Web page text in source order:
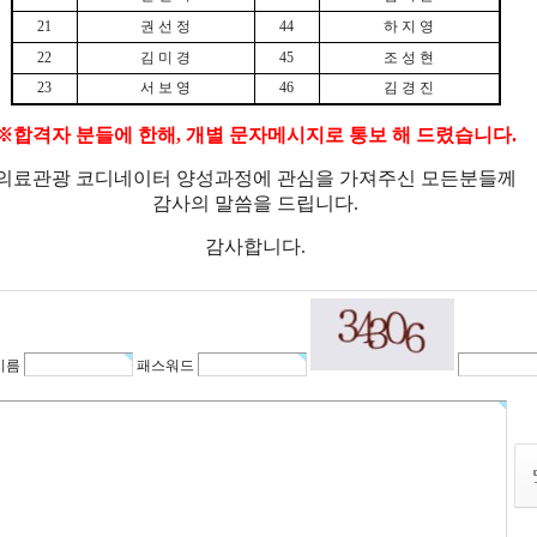
21
권 선 정 44
하 지 영
22
김 미 경 45
조 성 현
23
서 보 영 46 김 경 진
합격자 분들에 한해, 개별 문자메시지로 통보 해 드렸습니다.
료관광 코디네이터 양성과정에 관심을 가져주신 모든분들께
감사의 말씀을 드립니다.
감사합니다.
름 패스워드